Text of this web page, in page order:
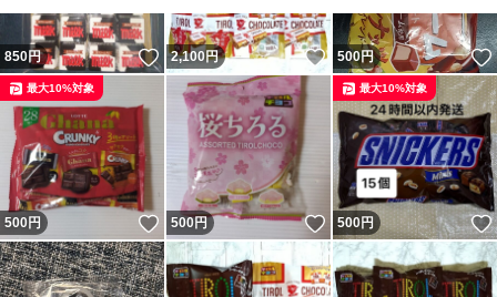
850円 いいね！
2,100円 いいね！
500円
500円 いいね！
最大10%対象
500円 いいね！
500円
最大10%対象